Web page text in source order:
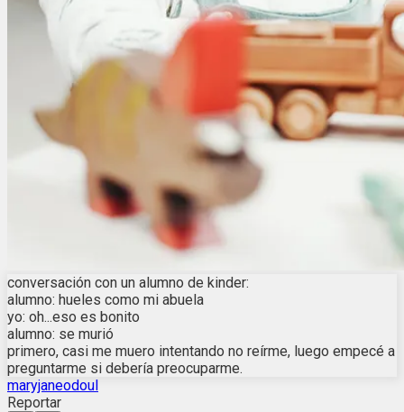
conversación con un alumno de kinder:
alumno: hueles como mi abuela
yo: oh...eso es bonito
alumno: se murió
primero, casi me muero intentando no reírme, luego empecé a
preguntarme si debería preocuparme.
maryjaneodoul
Reportar